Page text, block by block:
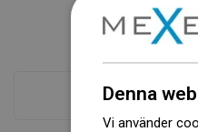
Denna
Vi använder